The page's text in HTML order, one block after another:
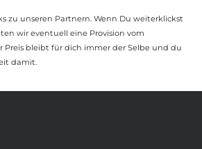
zu unseren Partnern. Wenn Du weiterklickst
wir eventuell eine Provision vom
Preis bleibt für dich immer der Selbe und du
damit.